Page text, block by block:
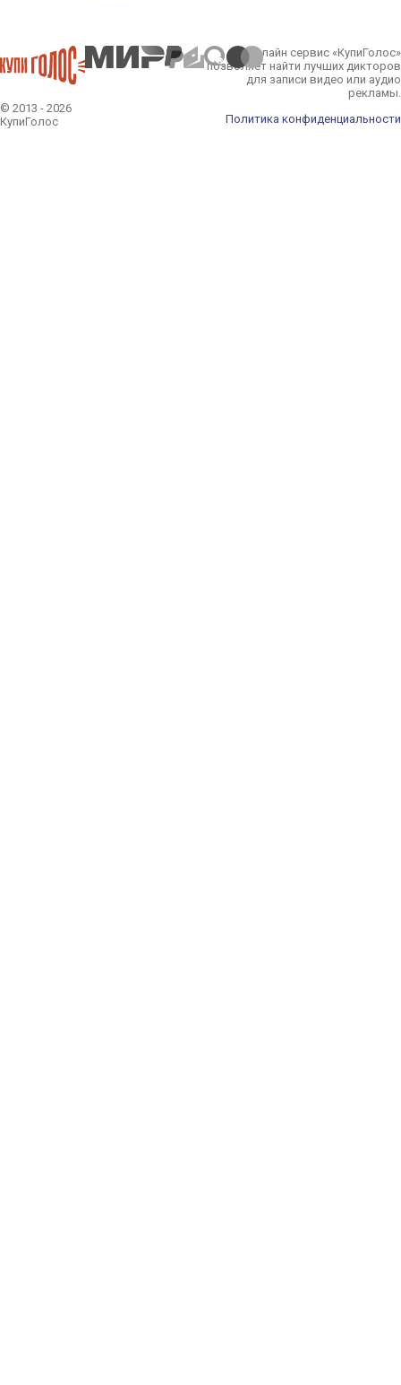
© 2013 - 2026
КупиГолос
Онлайн сервис «КупиГолос»
позволяет найти лучших дикторов
для записи видео или аудио
рекламы.
Политика конфиденциальности